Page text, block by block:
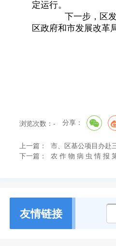
定运行。
下一步 ， 区
区政府和市发展改革
浏览次数： - 分享：
上一篇：
市、区基公项目办赴
下一篇：
农 作 物 病 虫 情 报
友情链接